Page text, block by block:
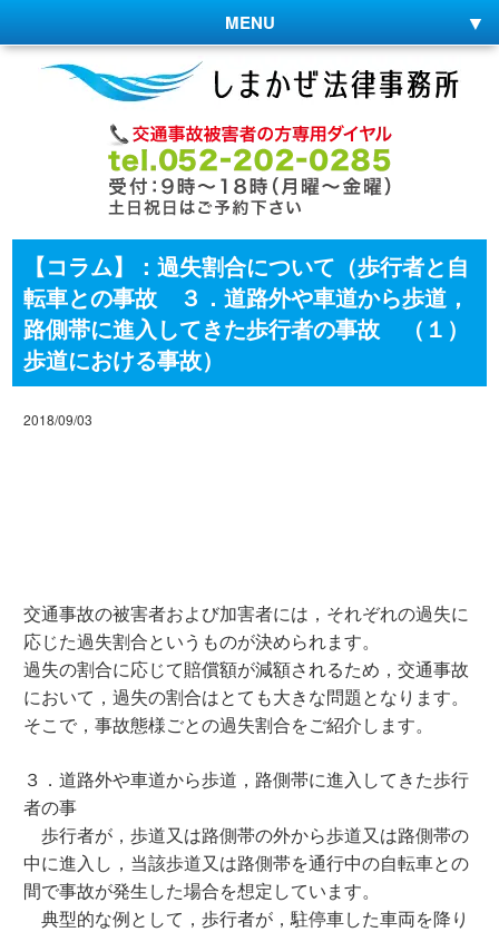
MENU
【コラム】：過失割合について（歩行者と自
転車との事故 ３．道路外や車道から歩道，
路側帯に進入してきた歩行者の事故 （１）
歩道における事故）
2018/09/03
交通事故の被害者および加害者には，それぞれの過失に
応じた過失割合というものが決められます。
過失の割合に応じて賠償額が減額されるため，交通事故
において，過失の割合はとても大きな問題となります。
そこで，事故態様ごとの過失割合をご紹介します。
３．道路外や車道から歩道，路側帯に進入してきた歩行
者の事
歩行者が，歩道又は路側帯の外から歩道又は路側帯の
中に進入し，当該歩道又は路側帯を通行中の自転車との
間で事故が発生した場合を想定しています。
典型的な例として，歩行者が，駐停車した車両を降り